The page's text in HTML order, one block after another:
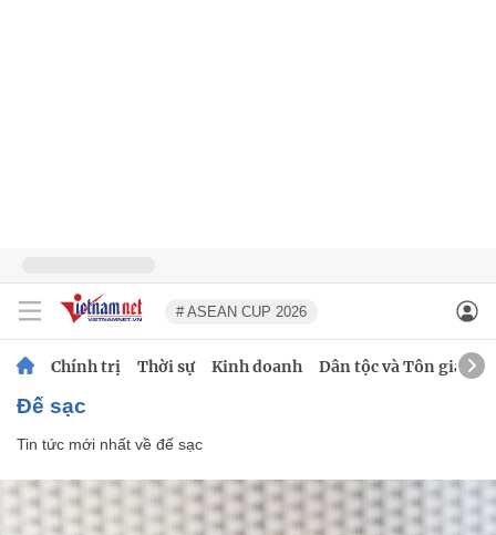
# ASEAN CUP 2026
Chính trị Thời sự Kinh doanh Dân tộc và Tôn giáo
đế sạc
Tin tức mới nhất về đế sạc